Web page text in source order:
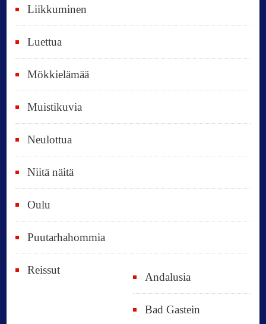
ä
ä
t
Liikkuminen
Luettua
Mökkielämää
Muistikuvia
Neulottua
Niitä näitä
Oulu
Puutarhahommia
Reissut
Andalusia
Bad Gastein